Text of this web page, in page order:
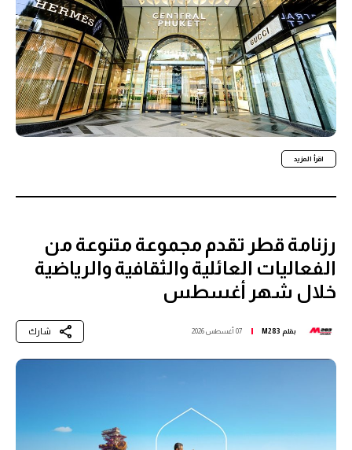
اقرأ المزيد
رزنامة قطر تقدم مجموعة متنوعة من
الفعاليات العائلية والثقافية والرياضية
خلال شهر أغسطس
بقلم M283 07 أغسطس 2026 شارك